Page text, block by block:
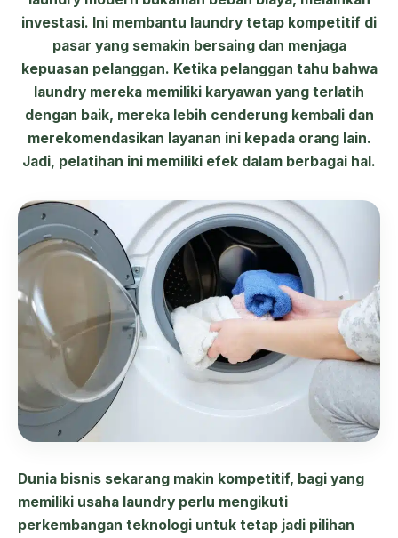
investasi. Ini membantu laundry tetap kompetitif di
pasar yang semakin bersaing dan menjaga
kepuasan pelanggan. Ketika pelanggan tahu bahwa
laundry mereka memiliki karyawan yang terlatih
dengan baik, mereka lebih cenderung kembali dan
merekomendasikan layanan ini kepada orang lain.
Jadi, pelatihan ini memiliki efek dalam berbagai hal.
Dunia bisnis sekarang makin kompetitif, bagi yang
memiliki usaha laundry perlu mengikuti
perkembangan teknologi untuk tetap jadi pilihan